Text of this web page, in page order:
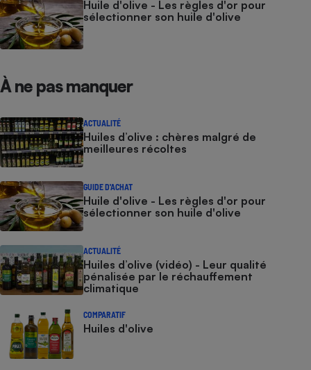
Huile d'olive - Les règles d'or pour
sélectionner son huile d'olive
À ne pas manquer
ACTUALITÉ
Huiles d’olive : chères malgré de
meilleures récoltes
GUIDE D'ACHAT
Huile d'olive - Les règles d'or pour
sélectionner son huile d'olive
ACTUALITÉ
Huiles d’olive (vidéo) - Leur qualité
pénalisée par le réchauffement
climatique
COMPARATIF
Huiles d'olive